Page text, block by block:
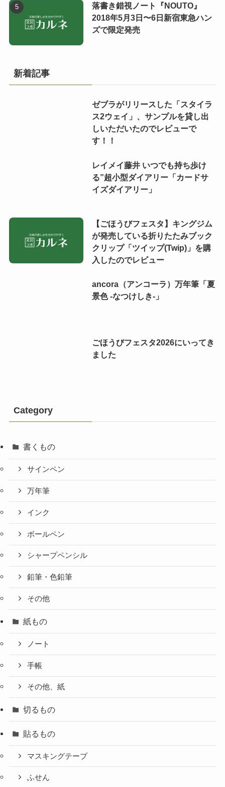
落書き錯視ノート『NOUTO』
2018年5月3日〜6日新宿東急ハン
ズで限定発売
新着記事
ゼブラがリリースした「スタイラ
ス2ウェイ」、サンプルを貸し出
しいただいたのでレビューで
す！！
レイメイ藤井 いつでも持ち歩け
る”超小型ダイアリー「カードサ
イズダイアリー」
【ごほうびフェスタ】キングジム
が発売している折りたたみブック
クリップ「ツイップ(Twip)」を購
入したのでレビュー
ancora（アンコーラ）万年筆「夏
景色 -なつけしき-」
ごほうびフェスタ2026にいってき
ました
Category
書くもの
サインペン
万年筆
インク
ボールペン
シャープペンシル
鉛筆・色鉛筆
その他
紙もの
ノート
手帳
その他、紙
切るもの
貼るもの
マスキングテープ
ふせん